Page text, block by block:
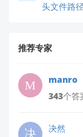
头文件路
推荐专家
manro
343个答
决然